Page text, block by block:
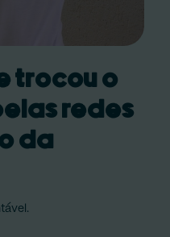
trocou o
redes
da